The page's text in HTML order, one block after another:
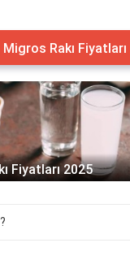
Migros Rakı Fiyatları
Yeni Rakı Fiyatları